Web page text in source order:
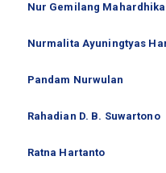
Nur Gemilang Mahardhika
Nurmalita Ayuningtyas
Pandam Nurwulan
Rahadian D. B. Suwartono
Ratna Hartanto